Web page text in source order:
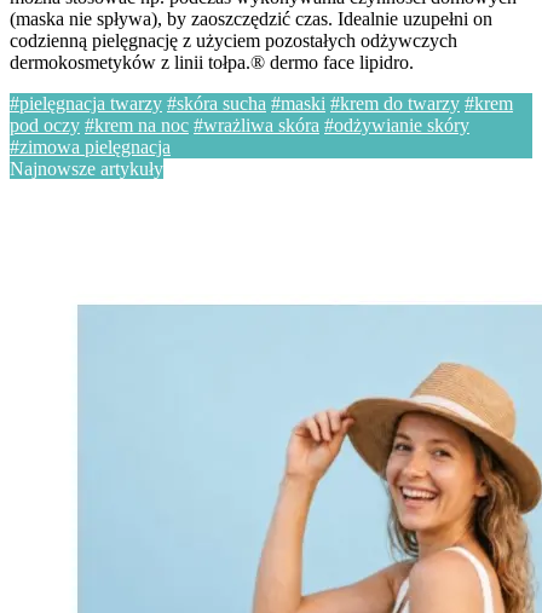
(maska nie spływa), by zaoszczędzić czas. Idealnie uzupełni on
codzienną pielęgnację z użyciem pozostałych odżywczych
dermokosmetyków z linii tołpa.® dermo face lipidro.
#pielęgnacja twarzy #skóra sucha #maski #krem do twarzy #krem
pod oczy #krem na noc #wrażliwa skóra #odżywianie skóry
#zimowa pielęgnacja
Najnowsze artykuły